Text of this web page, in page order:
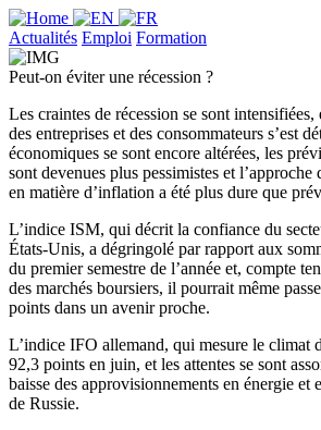
Actualités Emploi Formation
Peut-on éviter une récession ?
Les craintes de récession se sont
des entreprises et des consommateurs s’est
économiques se sont encore altérées, les
sont devenues plus pessimistes et l’approche
en matière d’inflation a été plus dure que
L’indice ISM, qui décrit la confiance du
États-Unis, a dégringolé par rapport aux
du premier semestre de l’année et, compte
des marchés boursiers, il pourrait même
points dans un avenir proche.
L’indice IFO allemand, qui mesure le climat
92,3 points en juin, et les attentes se sont
baisse des approvisionnements en énergie et
de Russie.